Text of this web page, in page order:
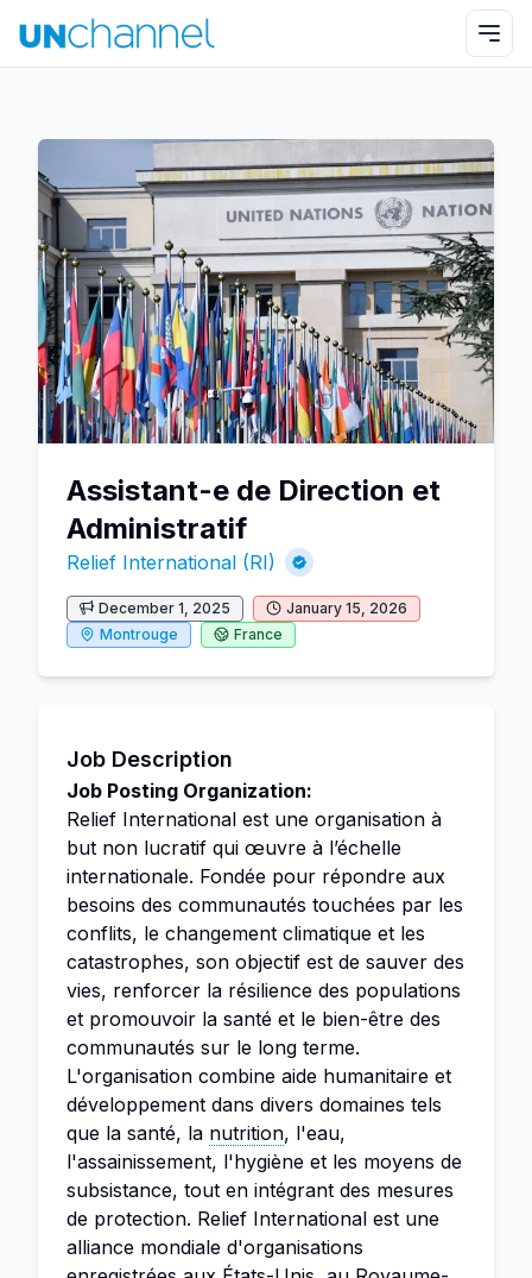
Assistant-e de Direction et
Administratif
Relief International (RI)
December 1, 2025
January 15, 2026
Montrouge
France
Job Description
Job Posting Organization:
Relief International est une organisation à
but non lucratif qui œuvre à l’échelle
internationale. Fondée pour répondre aux
besoins des communautés touchées par les
conflits, le changement climatique et les
catastrophes, son objectif est de sauver des
vies, renforcer la résilience des populations
et promouvoir la santé et le bien-être des
communautés sur le long terme.
L'organisation combine aide humanitaire et
développement dans divers domaines tels
que la santé, la nutrition, l'eau,
l'assainissement, l'hygiène et les moyens de
subsistance, tout en intégrant des mesures
de protection. Relief International est une
alliance mondiale d'organisations